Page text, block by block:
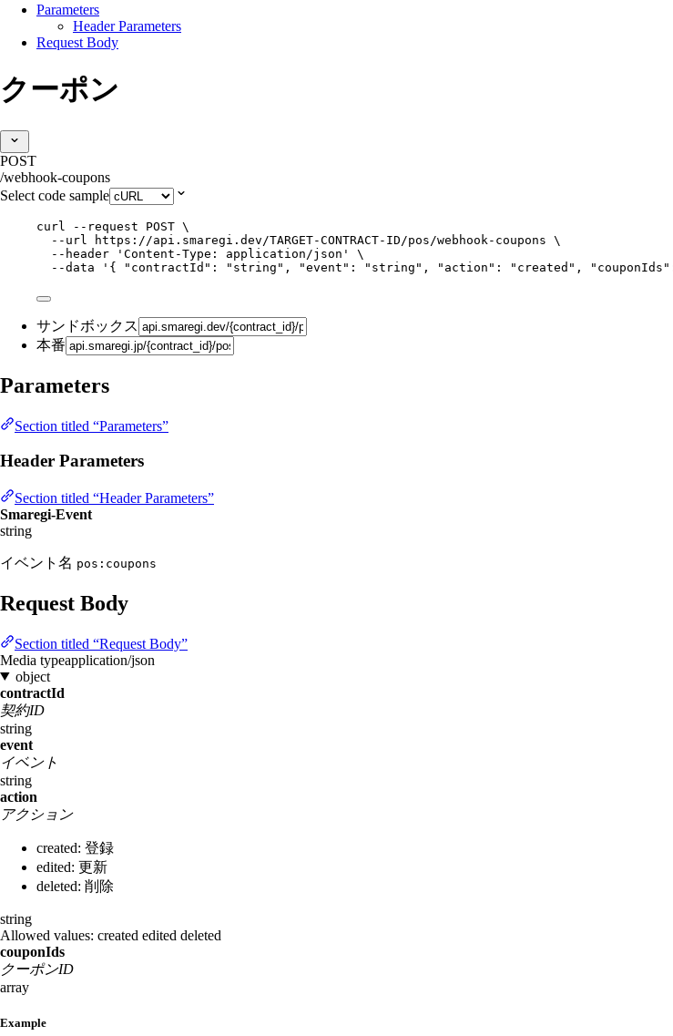
Parameters
Header Parameters
Request Body
クーポン
POST
/webhook-coupons
Select code sample
curl --request POST \
--url
https://api.smaregi.dev/TARGET-CONTRACT-ID/pos/webhook-coupons \
--header
' Content-Type: application/json '
\
--data
' { "contractId": "string", "event": "string", "action": "created",
サンドボックス
本番
Parameters
Section titled “Parameters”
Header Parameters
Section titled “Header Parameters”
Smaregi-Event
string
イベント名 pos:coupons
Request Body
Section titled “Request Body”
Media typeapplication/json
object
contractId
契約ID
string
event
イベント
string
action
アクション
created: 登録
edited: 更新
deleted: 削除
string
Allowed values: created edited deleted
couponIds
クーポンID
array
Example